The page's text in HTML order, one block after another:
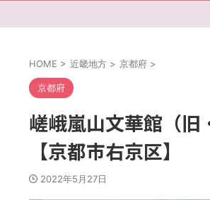
HOME > 近畿地方 > 京都府 >
京都府
嵯峨嵐山文華館（旧
【京都市右京区】
2022年5月27日